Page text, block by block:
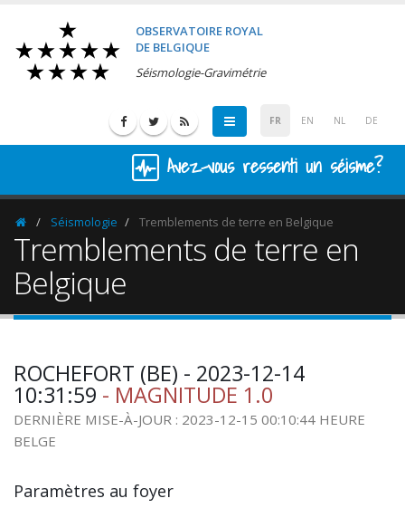
OBSERVATOIRE ROYAL
DE BELGIQUE
Séismologie-Gravimétrie
FR EN NL DE
Avez-vous ressenti un séisme?
HomepageSéismologie Tremblements de terre en Belgique
Tremblements de terre en
Belgique
ROCHEFORT (BE) - 2023-12-14
10:31:59 - MAGNITUDE 1.0
DERNIÈRE MISE-À-JOUR : 2023-12-15 00:10:44 HEURE
BELGE
Paramètres au foyer